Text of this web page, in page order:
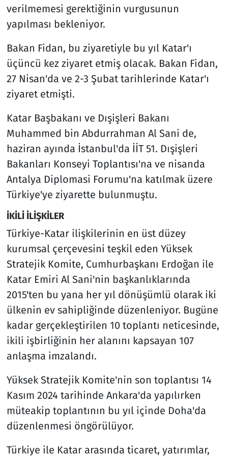
verilmemesi gerektiğinin vurgusunun
yapılması bekleniyor.
Bakan Fidan, bu ziyaretiyle bu yıl Katar'ı
üçüncü kez ziyaret etmiş olacak. Bakan Fidan,
27 Nisan'da ve 2-3 Şubat tarihlerinde Katar'ı
ziyaret etmişti.
Katar Başbakanı ve Dışişleri Bakanı
Muhammed bin Abdurrahman Al Sani de,
haziran ayında İstanbul'da İİT 51. Dışişleri
Bakanları Konseyi Toplantısı'na ve nisanda
Antalya Diplomasi Forumu'na katılmak üzere
Türkiye'ye ziyarette bulunmuştu.
İKİLİ İLİŞKİLER
Türkiye-Katar ilişkilerinin en üst düzey
kurumsal çerçevesini teşkil eden Yüksek
Stratejik Komite, Cumhurbaşkanı Erdoğan ile
Katar Emiri Al Sani'nin başkanlıklarında
2015'ten bu yana her yıl dönüşümlü olarak iki
ülkenin ev sahipliğinde düzenleniyor. Bugüne
kadar gerçekleştirilen 10 toplantı neticesinde,
ikili işbirliğinin her alanını kapsayan 107
anlaşma imzalandı.
Yüksek Stratejik Komite'nin son toplantısı 14
Kasım 2024 tarihinde Ankara'da yapılırken
müteakip toplantının bu yıl içinde Doha'da
düzenlenmesi öngörülüyor.
Türkiye ile Katar arasında ticaret, yatırımlar,